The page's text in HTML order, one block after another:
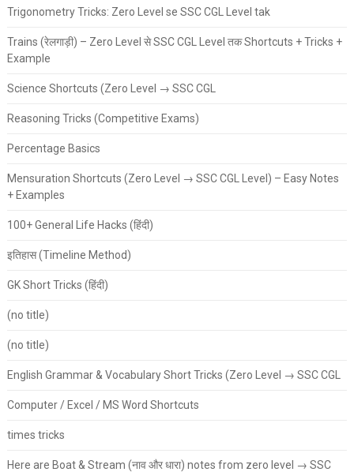
Trigonometry Tricks: Zero Level se SSC CGL Level tak
Trains (रेलगाड़ी) – Zero Level से SSC CGL Level तक Shortcuts + Tricks +
Example
Science Shortcuts (Zero Level → SSC CGL
Reasoning Tricks (Competitive Exams)
Percentage Basics
Mensuration Shortcuts (Zero Level → SSC CGL Level) – Easy Notes
+ Examples
100+ General Life Hacks (हिंदी)
इतिहास (Timeline Method)
GK Short Tricks (हिंदी)
(no title)
(no title)
English Grammar & Vocabulary Short Tricks (Zero Level → SSC CGL
Computer / Excel / MS Word Shortcuts
times tricks
Here are Boat & Stream (नाव और धारा) notes from zero level → SSC